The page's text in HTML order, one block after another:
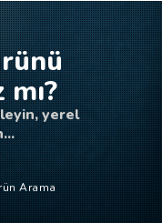
yerel
Arama